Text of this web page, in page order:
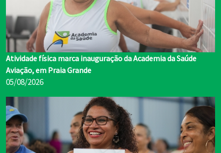
Atividade física marca inauguração da Academia da Saúde
Aviação, em Praia Grande
05/08/2026